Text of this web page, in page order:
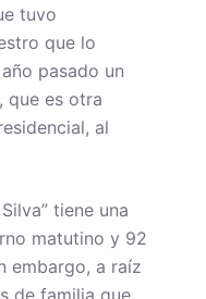
tuvo
que lo
pasado un
que es otra
al
tiene una
matutino y 92
embargo, a raíz